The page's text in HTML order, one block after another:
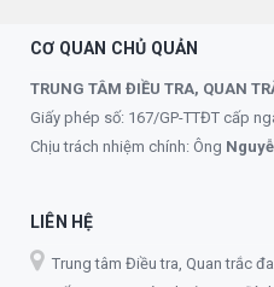
CƠ QUAN CHỦ QUẢN
TRUNG TÂM ĐIỀU TRA, QUAN
Giấy phép số: 167/GP-TTĐT cấp
Chịu trách nhiệm chính: Ông
LIÊN HỆ
Trung tâm Điều tra, Quan trắc